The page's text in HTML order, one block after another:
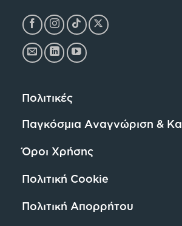
Πολιτικές
Παγκόσμια Αναγνώριση &
Όροι Χρήσης
Πολιτική Cookie
Πολιτική Απορρήτου